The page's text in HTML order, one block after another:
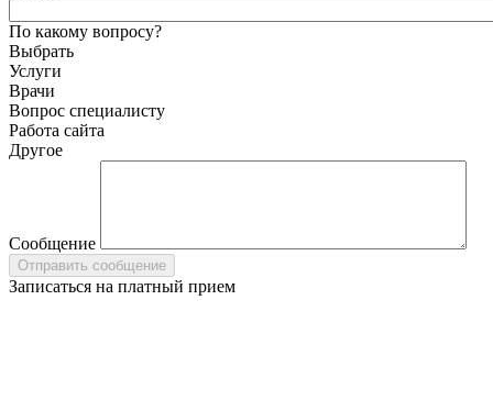
По какому вопросу?
Выбрать
Услуги
Врачи
Вопрос специалисту
Работа сайта
Другое
Сообщение
Записаться на платный прием